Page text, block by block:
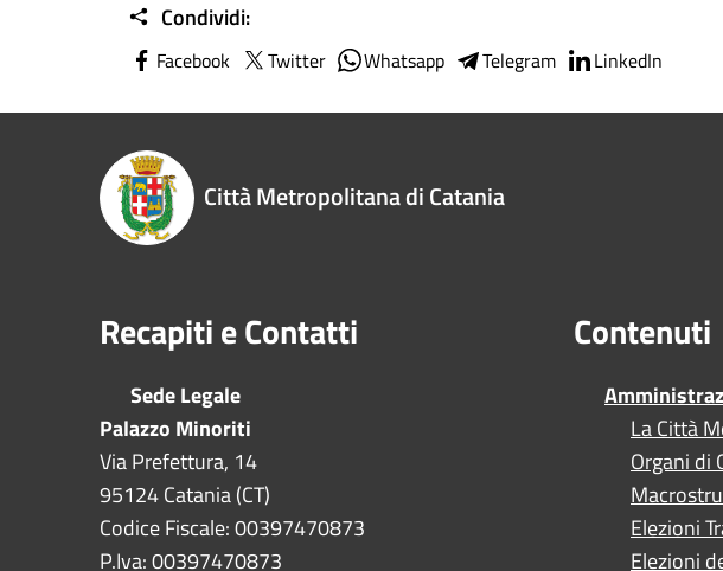
Condividi:
Facebook Twitter Whatsapp Telegram LinkedIn
Città Metropolitana di Catania
Recapiti e Contatti
Sede Legale
Palazzo Minoriti
Via Prefettura, 14
95124 Catania (CT)
Codice Fiscale: 00397470873
P.Iva: 00397470873
Contenuti
La Città
Organi di
Elezioni
Elezioni